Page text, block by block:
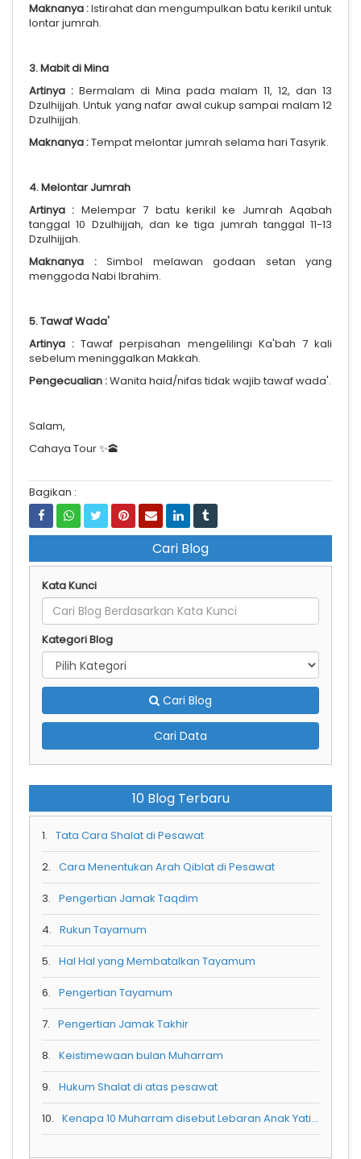
Maknanya :Istirahat dan mengumpulkan batu kerikil untuk
lontar jumrah.
3. Mabit di Mina
Artinya :Bermalam di Mina pada malam 11, 12, dan 13
Dzulhijjah. Untuk yang nafar awal cukup sampai malam 12
Dzulhijjah.
Maknanya :Tempat melontar jumrah selama hari Tasyrik.
4. Melontar Jumrah
Artinya : Melempar 7 batu kerikil ke Jumrah Aqabah
tanggal 10 Dzulhijjah, dan ke tiga jumrah tanggal 11-13
Dzulhijjah.
Maknanya :Simbol melawan godaan setan yang
menggoda Nabi Ibrahim.
5. Tawaf Wada'
Artinya : Tawaf perpisahan mengelilingi Ka'bah 7 kali
sebelum meninggalkan Makkah.
Pengecualian :Wanita haid/nifas tidak wajib tawaf wada'.
Salam,
Cahaya Tour ✨🕋
Bagikan :
Cari Blog
Kata Kunci
Kategori Blog
Cari Blog
Cari Data
10 Blog Terbaru
1. Tata Cara Shalat di Pesawat
2. Cara Menentukan Arah Qiblat di Pesawat
3. Pengertian Jamak Taqdim
4. Rukun Tayamum
5. Hal Hal yang Membatalkan Tayamum
6. Pengertian Tayamum
7. Pengertian Jamak Takhir
8. Keistimewaan bulan Muharram
9. Hukum Shalat di atas pesawat
10. Kenapa 10 Muharram disebut Lebaran Anak Yatim